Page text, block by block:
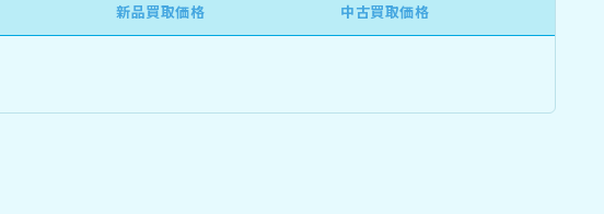
新品買取価格 中古買取価格